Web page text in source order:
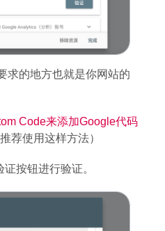
求的地方也就是你网站的
Code来添加Google代码
荐使用这样方法）
按钮进行验证。